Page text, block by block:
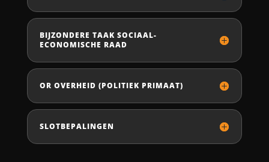
BIJZONDERE TAAK SOCIAAL-
ECONOMISCHE RAAD
OR OVERHEID (POLITIEK PRIMAAT)
SLOTBEPALINGEN